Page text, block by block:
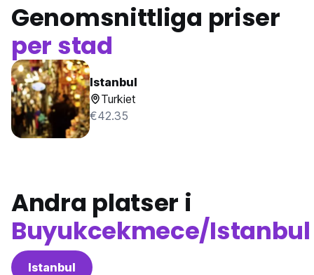
Genomsnittliga priser
per stad
Istanbul
Turkiet
€42.35
Andra platser i
Buyukcekmece/Istanbul
Istanbul